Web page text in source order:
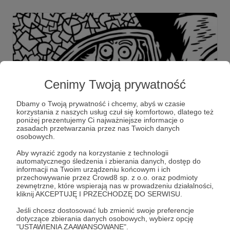
Cenimy Twoją prywatność
Dbamy o Twoją prywatność i chcemy, abyś w czasie
korzystania z naszych usług czuł się komfortowo, dlatego też
poniżej prezentujemy Ci najważniejsze informacje o
zasadach przetwarzania przez nas Twoich danych
osobowych.
Aby wyrazić zgody na korzystanie z technologii
automatycznego śledzenia i zbierania danych, dostęp do
informacji na Twoim urządzeniu końcowym i ich
przechowywanie przez Crowd8 sp. z o.o. oraz podmioty
zewnętrzne, które wspierają nas w prowadzeniu działalności,
kliknij AKCEPTUJĘ I PRZECHODZĘ DO SERWISU.
Jeśli chcesz dostosować lub zmienić swoje preferencje
dotyczące zbierania danych osobowych, wybierz opcję
"USTAWIENIA ZAAWANSOWANE".
26.04.2023 ● Brak komentarzy
Atomowy Łokieć! Projekt koszulki od kuchni. Dla
Patronów.
atomic elbow ilustracja macho man +4